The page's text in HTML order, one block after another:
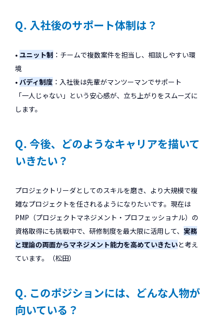
Q. 入社後のサポート体制は？
• ユニット制 ：チームで複数案件を担当し、相談しやすい環
境
•バディ制度 ：入社後は先輩がマンツーマンでサポート
「一人じゃない」という安心感が、立ち上がりをスムーズに
します。
Q. 今後、どのようなキャリアを描いて
いきたい？
プロジェクトリーダとしてのスキルを磨き、より大規模で複
雑なプロジェクトを任されるようになりたいです。現在は
PMP（プロジェクトマネジメント・プロフェッショナル）の
資格取得にも挑戦中で、研修制度を最大限に活用して、実務
と理論の両面からマネジメント能力を高めていきたいと考え
ています。（松田）
Q. このポジションには、どんな人物が
向いている？